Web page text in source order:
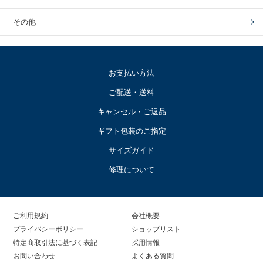
その他
お支払い方法
ご配送・送料
キャンセル・ご返品
ギフト包装のご指定
サイズガイド
修理について
ご利用規約
プライバシーポリシー
特定商取引法に基づく表記
お問い合わせ
会社概要
ショップリスト
採用情報
よくある質問